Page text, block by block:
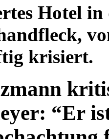
Hotel
krisiert.
“Er